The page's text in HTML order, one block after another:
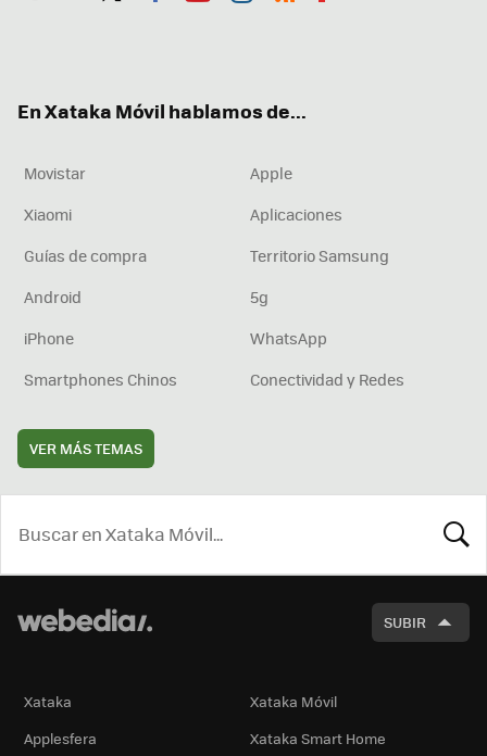
En Xataka Móvil hablamos de...
Movistar
Apple
Xiaomi
Aplicaciones
Guías de compra
Territorio Samsung
Android
5g
iPhone
WhatsApp
Smartphones Chinos
Conectividad y Redes
VER MÁS TEMAS
SUBIR
Xataka
Xataka Móvil
Applesfera
Xataka Smart Home